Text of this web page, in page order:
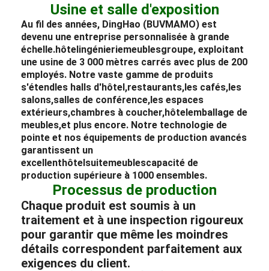
Usine et salle d'exposition
Au fil des années, DingHao (BUVMAMO) est
devenu une entreprise personnalisée à grande
échelle.hôtelingénieriemeublesgroupe, exploitant
une usine de 3 000 mètres carrés avec plus de 200
employés. Notre vaste gamme de produits
s'étendles halls d'hôtel,restaurants,les cafés,les
salons,salles de conférence,les espaces
extérieurs,chambres à coucher,hôtelemballage de
meubles,et plus encore. Notre technologie de
pointe et nos équipements de production avancés
garantissent un
excellenthôtelsuitemeublescapacité de
production supérieure à 1000 ensembles.
Processus de production
Chaque produit est soumis à un
traitement et à une inspection rigoureux
pour garantir que même les moindres
détails correspondent parfaitement aux
exigences du client.